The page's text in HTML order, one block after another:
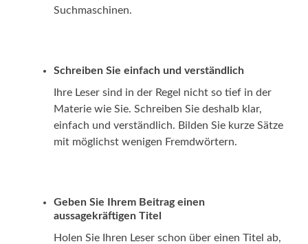
Suchmaschinen.
Schreiben Sie einfach und verständlich
Ihre Leser sind in der Regel nicht so tief in der
Materie wie Sie. Schreiben Sie deshalb klar,
einfach und verständlich. Bilden Sie kurze Sätze
mit möglichst wenigen Fremdwörtern.
Geben Sie Ihrem Beitrag einen
aussagekräftigen Titel
Holen Sie Ihren Leser schon über einen Titel ab,